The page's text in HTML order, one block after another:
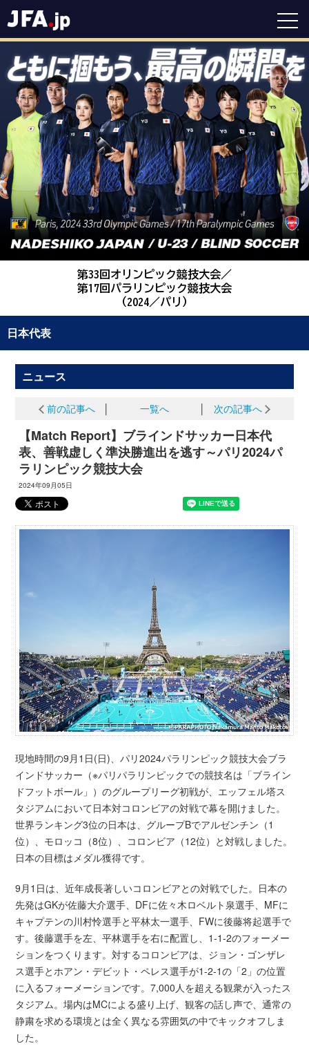
第33回オリンピック競技大会／
第17回パラリンピック競技大会
（2024／パリ）
日本代表
ニュース
前の記事へ 一覧へ 次の記事へ
【Match Report】ブラインドサッカー日本代
表、善戦虚しく準決勝進出を逃す～パリ2024パ
ラリンピック競技大会
2024年09月05日
現地時間の9月1日(日)、パリ2024パラリンピック競技大会ブラ
インドサッカー（※パリパラリンピックでの競技名は「ブライン
ドフットボール」）のグループリーグ初戦が、エッフェル塔ス
タジアムにおいて日本対コロンビアの対戦で幕を開けました。
世界ランキング3位の日本は、グループBでアルゼンチン（1
位）、モロッコ（8位）、コロンビア（12位）と対戦しました。
日本の目標はメダル獲得です。
9月1日は、近年成長著しいコロンビアとの対戦でした。日本の
先発はGKが佐藤大介選手、DFに佐々木ロベルト泉選手、MFに
キャプテンの川村怜選手と平林太一選手、FWに後藤将起選手で
す。後藤選手を左、平林選手を右に配置し、1-1-2のフォーメー
ションをつくります。対するコロンビアは、ジョン・ゴンザレ
ス選手とホアン・デビット・ペレス選手が1-2-1の「2」の位置
に入るフォーメーションです。7,000人を超える観衆が入ったス
タジアム。場内はMCによる盛り上げ、観客の話し声で、通常の
静粛を求める環境とは全く異なる雰囲気の中でキックオフしま
した。